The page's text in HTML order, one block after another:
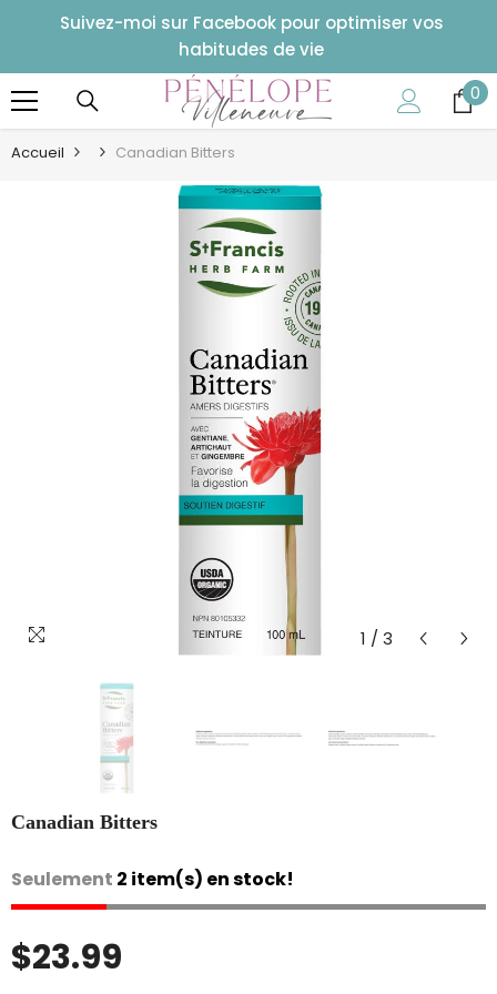
ALLER AU CONTENU
Suivez-moi sur Facebook pour optimiser vos
habitudes de vie
00
Accueil Canadian Bitters
1 / 3
Canadian Bitters
Seulement 2 item(s) en stock!
$23.99